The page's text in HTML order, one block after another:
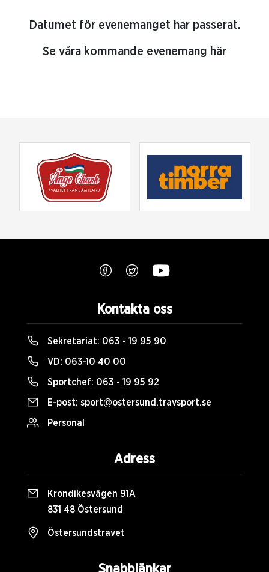
Datumet för evenemanget har passerat.
Se våra kommande evenemang här
Snabblänkar
Kontakta oss
Sekretariat: 063 - 19 95 90
VD: 063-10 40 00
Sportchef: 063 - 19 95 92
E-post: sport@ostersund.travsport.se
Personal
Adress
Krondikesvägen 91A
831 48 Östersund
Östersundstravet